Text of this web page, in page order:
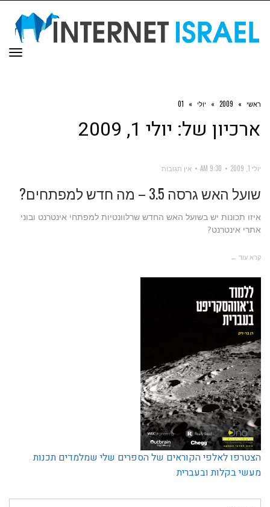
ראשי »
2009
» יולי »
01
ארכיון של: יולי 1, 2009
יולי 1, 2009 9:30 AM אין תגובות
שועל האש גרסה 3.5 – מה חדש למפתחים?
איזו תכונות יש בשועל האש החדש שרלוונטיות למפתחי אינטרנט ובוני
אתרי אינטרנט?
קרא עוד ←
הצטרפו לאלפי הקוראים של הספרים שלי שמלמדים תכנות
מעשי בקלות ובעברית